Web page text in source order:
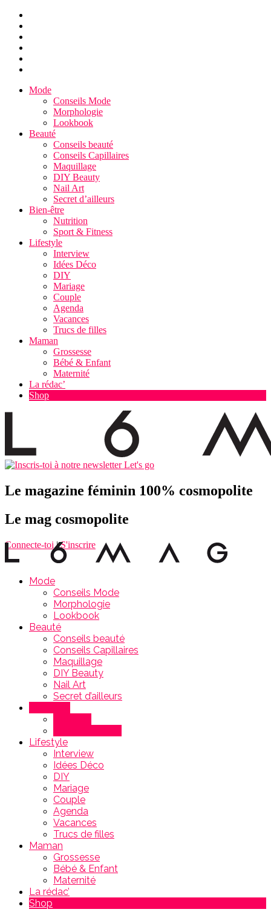
Mode
Conseils Mode
Morphologie
Lookbook
Beauté
Conseils beauté
Conseils Capillaires
Maquillage
DIY Beauty
Nail Art
Secret d’ailleurs
Bien-être
Nutrition
Sport & Fitness
Lifestyle
Interview
Idées Déco
DIY
Mariage
Couple
Agenda
Vacances
Trucs de filles
Maman
Grossesse
Bébé & Enfant
Maternité
La rédac’
Shop
Let's go
Le magazine féminin 100% cosmopolite
Le mag cosmopolite
Connecte-toi|S'inscrire
Mode
Conseils Mode
Morphologie
Lookbook
Beauté
Conseils beauté
Conseils Capillaires
Maquillage
DIY Beauty
Nail Art
Secret d’ailleurs
Lifestyle
Interview
Idées Déco
DIY
Mariage
Couple
Agenda
Vacances
Trucs de filles
Maman
Grossesse
Bébé & Enfant
Maternité
La rédac’
Shop